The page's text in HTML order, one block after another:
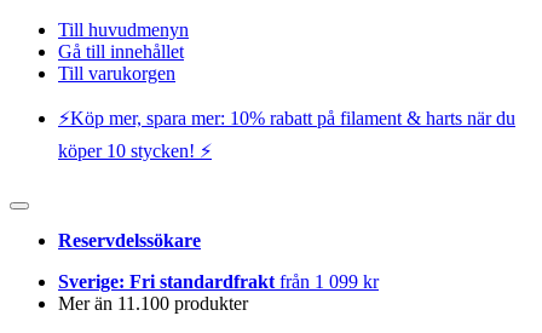
Till huvudmenyn
Gå till innehållet
Till varukorgen
⚡️Köp mer, spara mer: 10% rabatt på filament & harts när du
köper 10 stycken! ⚡️
Reservdelssökare
Sverige: Fri standardfrakt från 1 099 kr
Mer än 11.100 produkter